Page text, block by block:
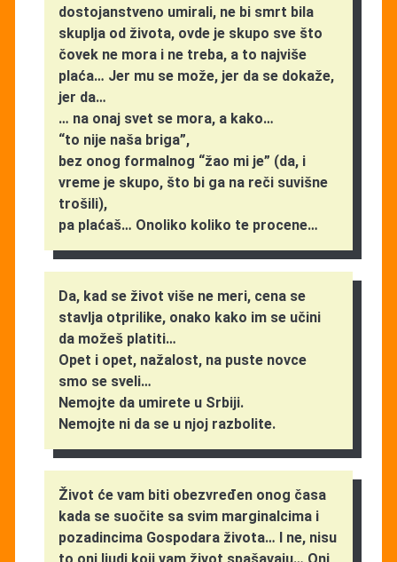
dostojanstveno umirali, ne bi smrt bila
skuplja od života, ovde je skupo sve što
čovek ne mora i ne treba, a to najviše
plaća… Jer mu se može, jer da se dokaže,
jer da…
… na onaj svet se mora, a kako…
“to nije naša briga”,
bez onog formalnog “žao mi je” (da, i
vreme je skupo, što bi ga na reči suvišne
trošili),
pa plaćaš… Onoliko koliko te procene…
Da, kad se život više ne meri, cena se
stavlja otprilike, onako kako im se učini
da možeš platiti…
Opet i opet, nažalost, na puste novce
smo se sveli…
Nemojte da umirete u Srbiji.
Nemojte ni da se u njoj razbolite.
Život će vam biti obezvređen onog časa
kada se suočite sa svim marginalcima i
pozadincima Gospodara života… I ne, nisu